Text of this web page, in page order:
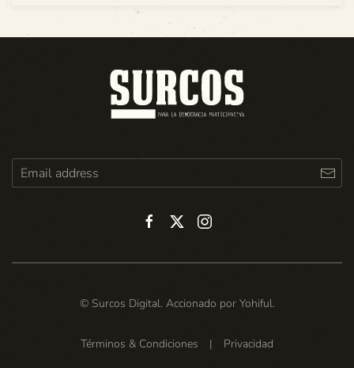
© Surcos Digital. Accionado por Yohiful.
Términos & Condiciones | Privacidad